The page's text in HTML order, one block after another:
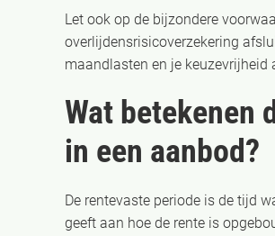
Let ook op de bijzondere
overlijdensrisicoverzekering
maandlasten en je keuzevrijheid
Wat betekenen
in een aanbod?
De rentevaste periode is de tijd
geeft aan hoe de rente is